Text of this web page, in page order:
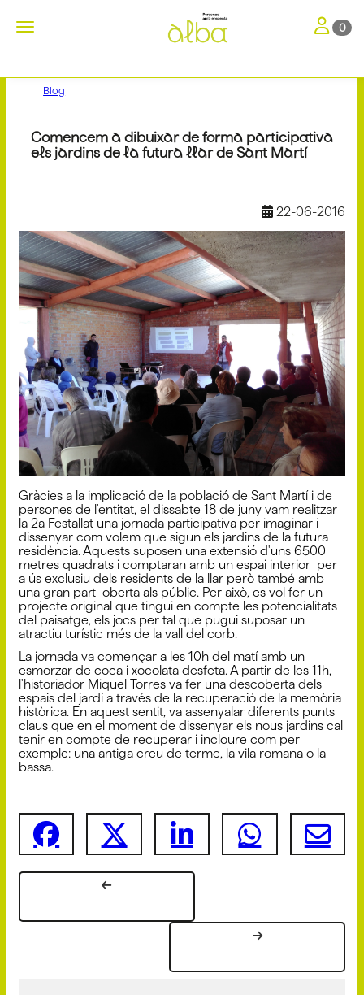
Toggle navigation Toggle
0
Blog
Comencem a dibuixar de forma participativa
els jardins de la futura llar de Sant Martí
22-06-2016
Gràcies a la implicació de la població de Sant Martí i de
persones de l'entitat, el dissabte 18 de juny vam realitzar
la 2a Festallat una jornada participativa per imaginar i
dissenyar com volem que sigun els jardins de la futura
residència. Aquests suposen una extensió d'uns 6500
metres quadrats i comptaran amb un espai interior per
a ús exclusiu dels residents de la llar però també amb
una gran part oberta als públic. Per això, es vol fer un
projecte original que tingui en compte les potencialitats
del paisatge, els jocs per tal que pugui suposar un
atractiu turístic més de la vall del corb.
La jornada va començar a les 10h del matí amb un
esmorzar de coca i xocolata desfeta. A partir de les 11h,
l'historiador Miquel Torres va fer una descoberta dels
espais del jardí a través de la recuperació de la memòria
històrica. En aquest sentit, va assenyalar diferents punts
claus que en el moment de dissenyar els nous jardins cal
tenir en compte de recuperar i incloure com per
exemple: una antiga creu de terme, la vila romana o la
bassa.